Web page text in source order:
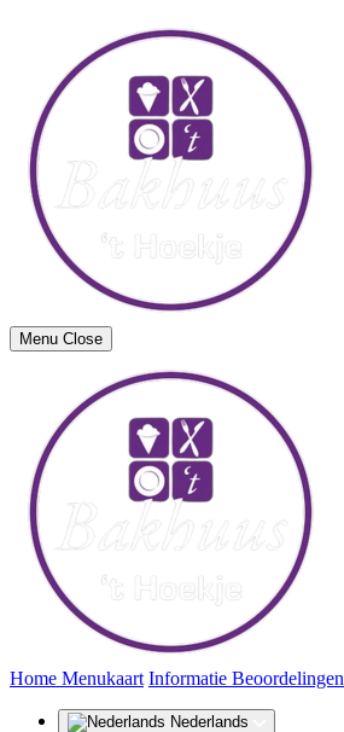
Menu Close
Home (huidige)
Menukaart Informatie Beoordelingen
Nederlands